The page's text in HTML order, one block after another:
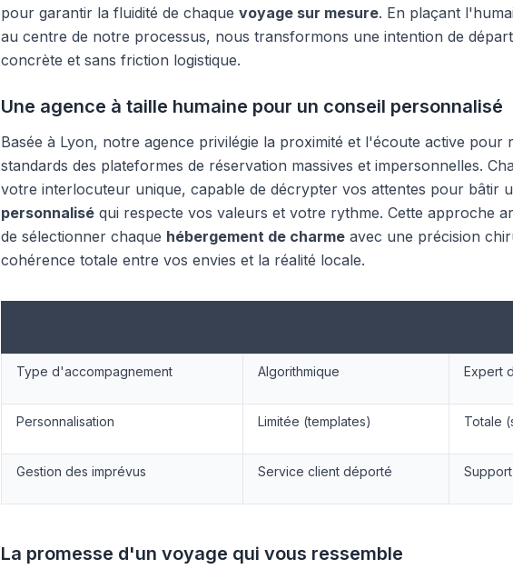
pour garantir la fluidité de chaque voyage sur mesure. En plaçant
au centre de notre processus, nous transformons une intention de
concrète et sans friction logistique.
Une agence à taille humaine pour un conseil personnalisé
Basée à Lyon, notre agence privilégie la proximité et l'écoute active pour
standards des plateformes de réservation massives et impersonnelles.
votre interlocuteur unique, capable de décrypter vos attentes pour bâtir
personnalisé qui respecte vos valeurs et votre rythme. Cette approche
de sélectionner chaque hébergement de charme avec une précision
cohérence totale entre vos envies et la réalité locale.
Type d'accompagnement Algorithmique Expert
Personnalisation Limitée (templates) Totale
Gestion des imprévus Service client déporté
La promesse d'un voyage qui vous ressemble